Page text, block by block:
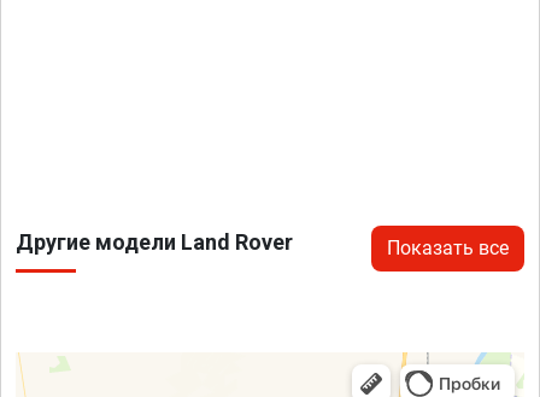
Другие модели Land Rover Показать все